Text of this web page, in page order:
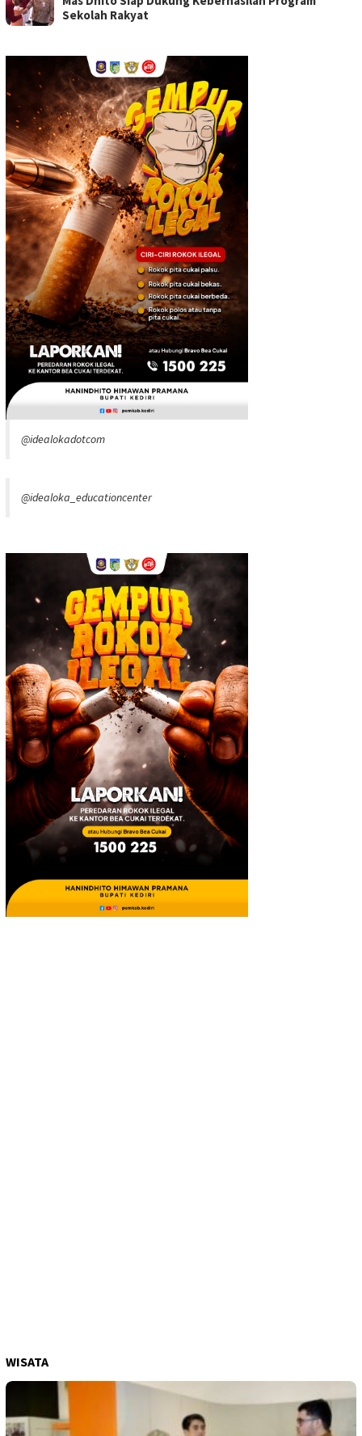
Sekolah Rakyat
@idealokadotcom
@idealoka_educationcenter
WISATA